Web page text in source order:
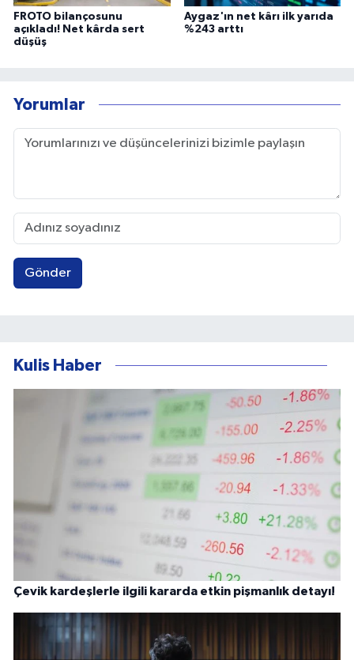
FROTO bilançosunu
açıkladı! Net kârda sert
düşüş
Aygaz'ın net kârı ilk yarıda
%243 arttı
Yorumlar
Gönder
Kulis Haber
Çevik kardeşlerle ilgili kararda etkin pişmanlık detayı!